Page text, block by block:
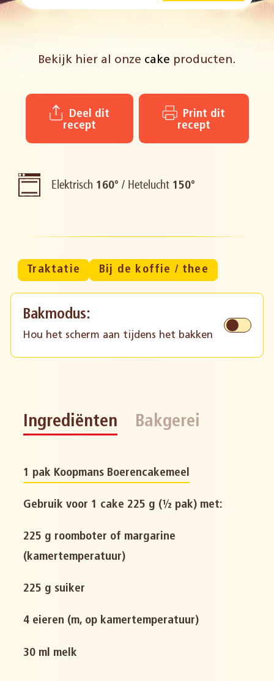
Bekijk hier al onze cake producten.
recept
recept
Elektrisch 160° / Hetelucht 150°
Traktatie Bij de koffie / thee
Bakmodus:
Hou het scherm aan tijdens het bakken
Ingrediënten Bakgerei
1 pak Koopmans Boerencakemeel
Gebruik voor 1 cake 225 g (½ pak) met:
225 g roomboter of margarine
(kamertemperatuur)
225 g suiker
4 eieren (m, op kamertemperatuur)
30 ml melk